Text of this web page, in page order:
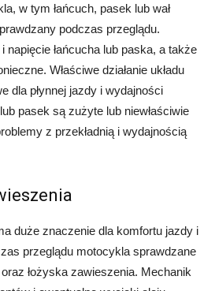
w tym łańcuch, pasek lub wał
podczas przeglądu.
napięcie łańcucha lub paska, a także
Właściwe działanie układu
dla płynnej jazdy i wydajności
pasek są zużyte lub niewłaściwie
z przekładnią i wydajnością
duże znaczenie dla komfortu jazdy i
przeglądu motocykla sprawdzane
łożyska zawieszenia. Mechanik